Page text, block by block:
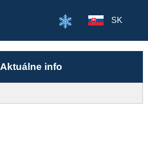
SK
Aktuálne info